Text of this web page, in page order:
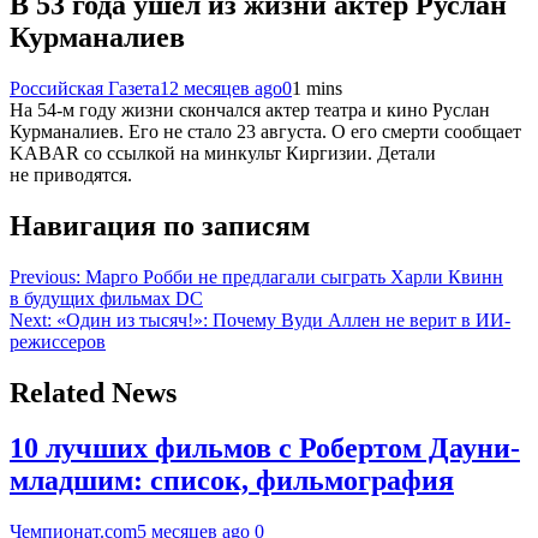
Курманалиев
Российская Газета12 месяцев ago01 mins
На 54-м году жизни скончался актер театра и кино Руслан
Курманалиев. Его не стало 23 августа. О его смерти сообщает
KABAR со ссылкой на минкульт Киргизии. Детали
не приводятся.
Навигация по записям
Previous: Марго Робби не предлагали сыграть Харли Квинн
в будущих фильмах DC
Next: «Один из тысяч!»: Почему Вуди Аллен не верит в ИИ-
режиссеров
Related News
10 лучших фильмов с Робертом Дауни-
младшим: список, фильмография
Чемпионат.com5 месяцев ago 0